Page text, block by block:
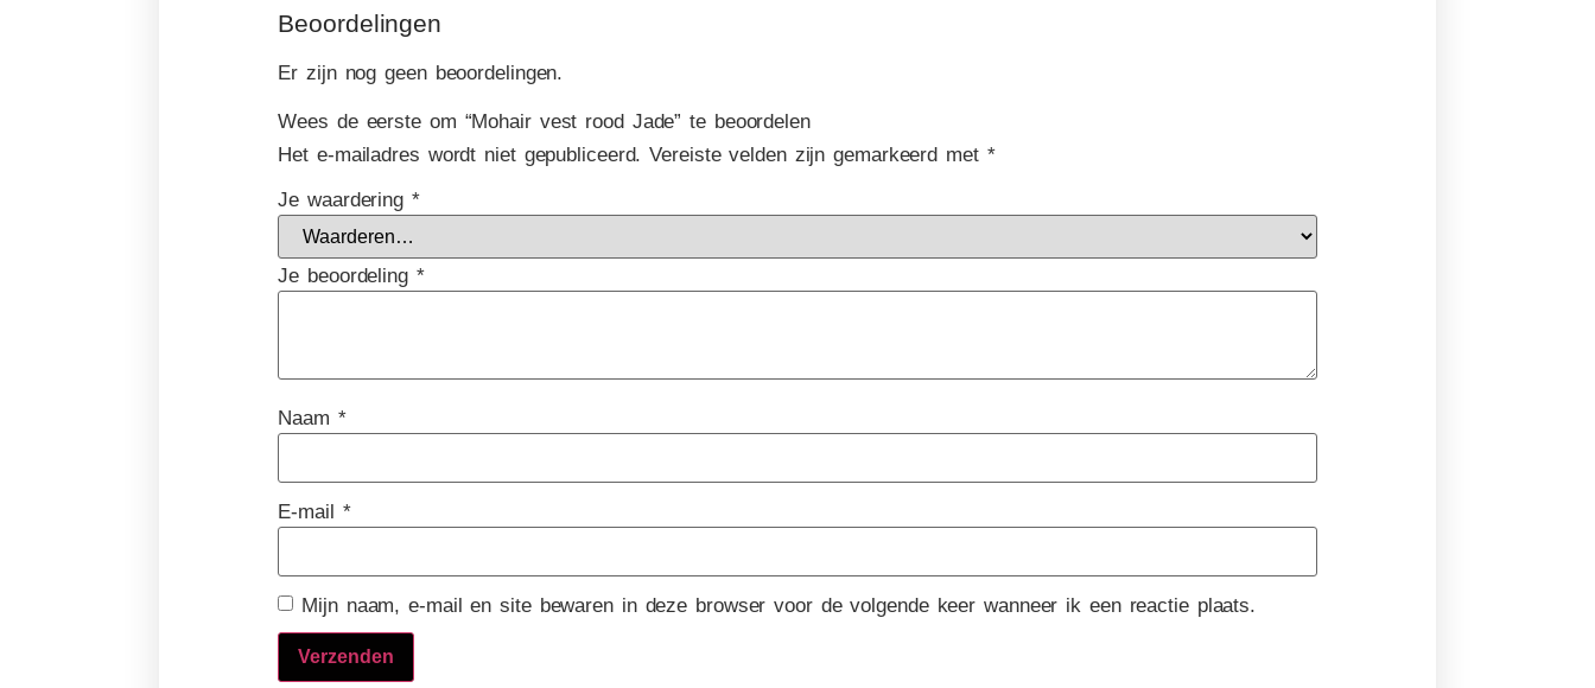
Beoordelingen
Er zijn nog geen beoordelingen.
Wees de eerste om “Mohair vest rood Jade” te beoordelen
Het e-mailadres wordt niet gepubliceerd. Vereiste velden zijn gemarkeerd met *
Je waardering *
Je beoordeling *
Naam *
E-mail *
Mijn naam, e-mail en site bewaren in deze browser voor de volgende keer wanneer ik een reactie plaats.